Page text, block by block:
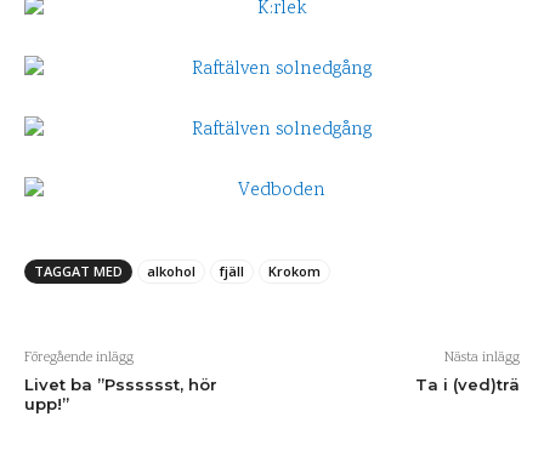
TAGGAT MED alkohol fjäll Krokom
Föregående inlägg
Livet ba ”Psssssst, hör
upp!”
Nästa inlägg
Ta i (ved)trä